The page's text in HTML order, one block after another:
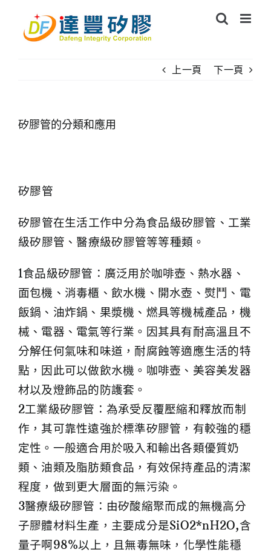
content
上一頁 下一頁
矽膠管的分類和應用
矽膠管
矽膠管在生活工作中分為食品級矽膠管、工業
級矽膠管、醫療級矽膠管等等種類。
1食品級矽膠管：廣泛用於咖啡壺、熱水器、
面包機、消毒櫃、飲水機、開水壺、熨鬥、電
飯鍋、油炸鍋、果漿機、燃具等機械產品，機
械、電器、電氣等行業。因其具有耐高溫且不
分解任何氣味和味道，耐腐蝕等適應生活的特
點，因此可以做飲水機。咖啡壺、美容美发器
材以及燈飾品的防護套。
2工業級矽膠管：為承受反覆壓縮和釋放而制
作，其可靠性遠強於標準矽膠管，有較強的穩
定性。一般適合用於吸入和輸出各類優質奶
類、油類及脂肪類食品，有效保持產品的清潔
程度，做到更大層面的無污染。
3醫療級矽膠管：由矽酸縮聚而成的無機高分
子膠體材料生產，主要成分是SiO2*nH2O,含
量子啊98%以上，且無毒無味，化學性能穩